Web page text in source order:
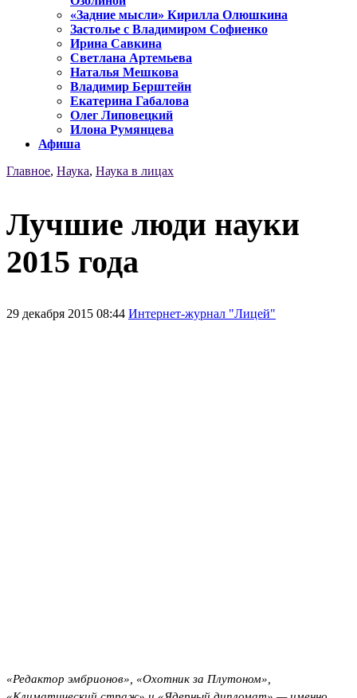
«Задние мысли» Кирилла Олюшкина
Застолье с Владимиром Софиенко
Ирина Савкина
Светлана Артемьева
Наталья Мешкова
Владимир Берштейн
Екатерина Габалова
Олег Липовецкий
Илона Румянцева
Афиша
Главное, Наука, Наука в лицах
Лучшие люди науки
2015 года
29 декабря 2015 08:44 Интернет-журнал "Лицей"
«Редактор эмбрионов», «Охотник за Плутоном»,